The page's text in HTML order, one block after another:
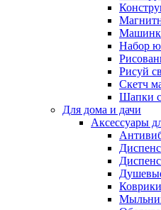
Набор
Рисуй
Скетч
Шапки
Для дома и дачи
Аксессуары